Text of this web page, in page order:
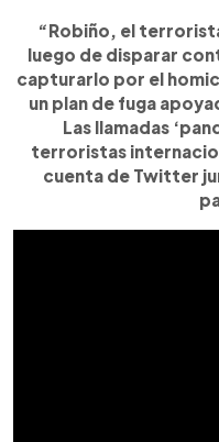
“Robiño, el
luego de disparar
capturarlo por el
un plan de fuga
Las llamadas
terroristas
cuenta de Twitter